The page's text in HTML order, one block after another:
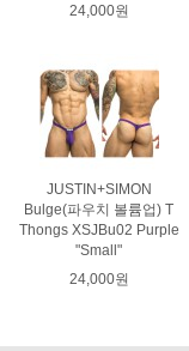
24,000원
JUSTIN+SIMON
Bulge(파우치 볼륨업) T
Thongs XSJBu02 Purple
"Small"
24,000원